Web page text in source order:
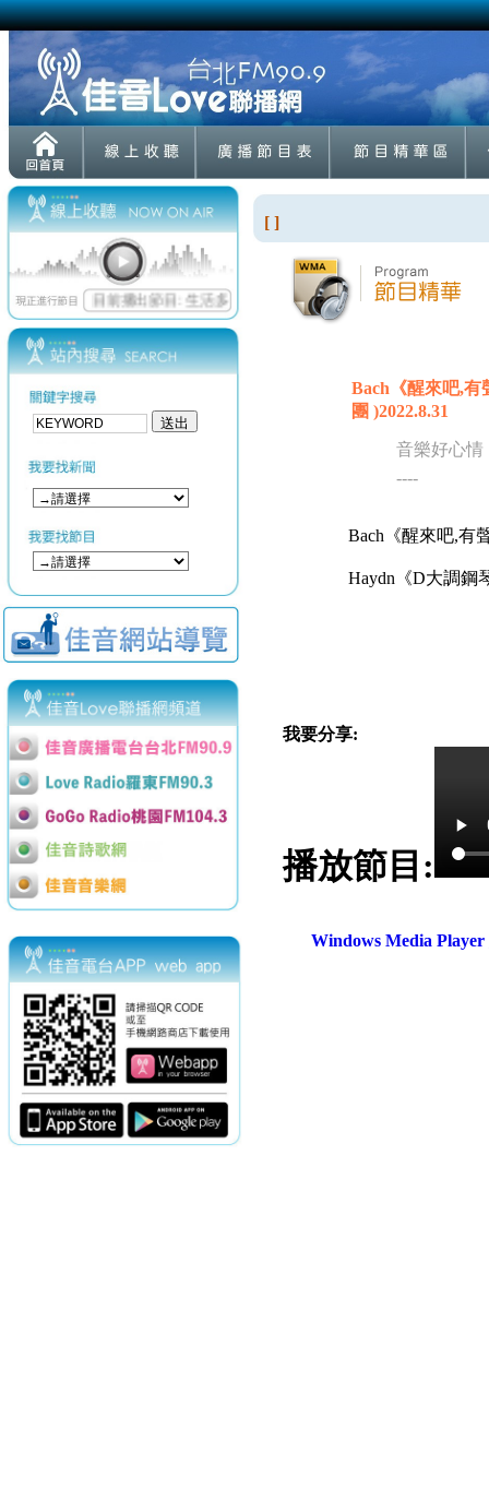
[ ]
Bach《醒來吧,有
團 )2022.8.31
音樂好心情
----
Bach《醒來吧,有
Haydn《D大調鋼
我要分享:
播放節目:
Windows Media